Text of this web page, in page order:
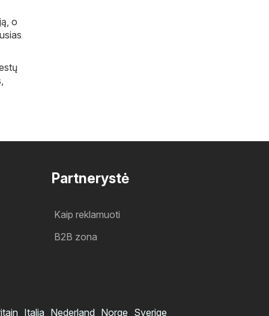
o
Partnerystė
Kaip reklamuoti
B2B zona
Italia Nederland Norge Sverige